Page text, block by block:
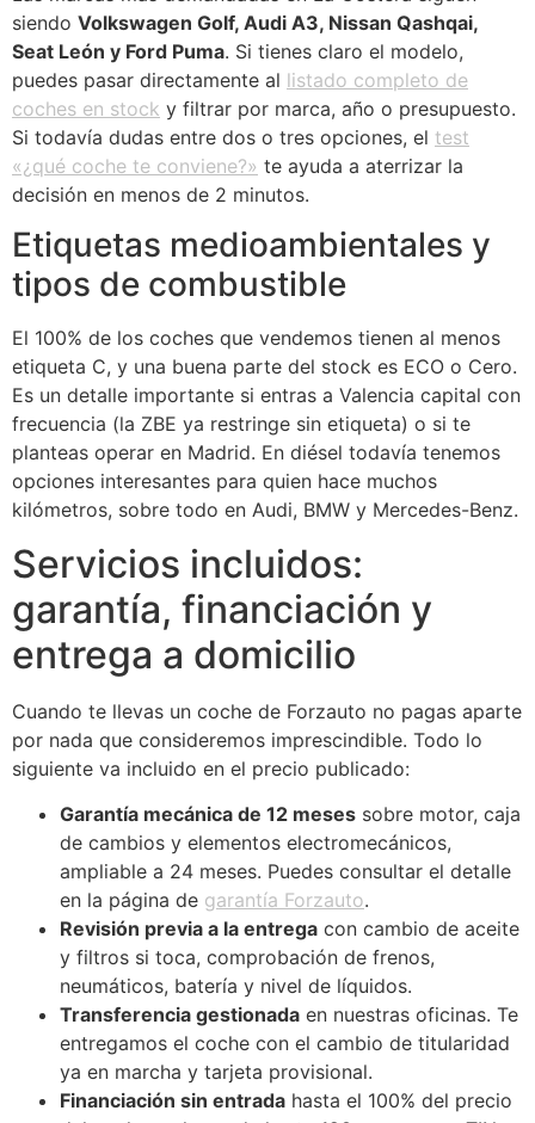
siendo Volkswagen Golf, Audi A3, Nissan Qashqai,
Seat León y Ford Puma. Si tienes claro el modelo,
puedes pasar directamente al listado completo de
coches en stock y filtrar por marca, año o presupuesto.
Si todavía dudas entre dos o tres opciones, el test
«¿qué coche te conviene?» te ayuda a aterrizar la
decisión en menos de 2 minutos.
Etiquetas medioambientales y
tipos de combustible
El 100% de los coches que vendemos tienen al menos
etiqueta C, y una buena parte del stock es ECO o Cero.
Es un detalle importante si entras a Valencia capital con
frecuencia (la ZBE ya restringe sin etiqueta) o si te
planteas operar en Madrid. En diésel todavía tenemos
opciones interesantes para quien hace muchos
kilómetros, sobre todo en Audi, BMW y Mercedes-Benz.
Servicios incluidos:
garantía, financiación y
entrega a domicilio
Cuando te llevas un coche de Forzauto no pagas aparte
por nada que consideremos imprescindible. Todo lo
siguiente va incluido en el precio publicado:
Garantía mecánica de 12 meses sobre motor, caja
de cambios y elementos electromecánicos,
ampliable a 24 meses. Puedes consultar el detalle
en la página de garantía Forzauto.
Revisión previa a la entrega con cambio de aceite
y filtros si toca, comprobación de frenos,
neumáticos, batería y nivel de líquidos.
Transferencia gestionada en nuestras oficinas. Te
entregamos el coche con el cambio de titularidad
ya en marcha y tarjeta provisional.
Financiación sin entrada hasta el 100% del precio